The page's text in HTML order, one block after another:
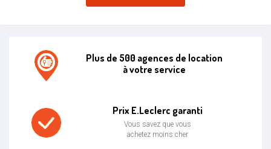
Plus de 500 agences de location
à votre service
Prix E.Leclerc garanti
Vous savez que vous
achetez moins cher